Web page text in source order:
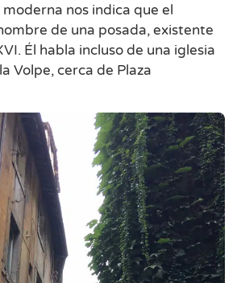
nos indica que el
de una posada, existente
Él habla incluso de una iglesia
Volpe, cerca de Plaza